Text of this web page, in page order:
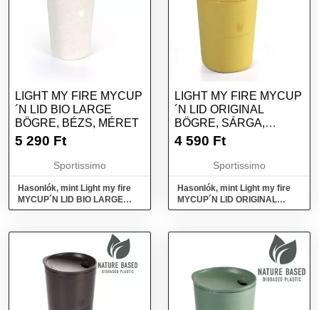
LIGHT MY FIRE MYCUP
´N LID BIO LARGE
BÖGRE, BÉZS, MÉRET
5 290 Ft
Sportissimo
Hasonlók, mint Light my fire
MYCUP´N LID BIO LARGE
Bögre, bézs, méret
LIGHT MY FIRE MYCUP
´N LID ORIGINAL
BÖGRE, SÁRGA,
MÉRET
4 590 Ft
Sportissimo
Hasonlók, mint Light my fire
MYCUP´N LID ORIGINAL
Bögre, sárga, méret